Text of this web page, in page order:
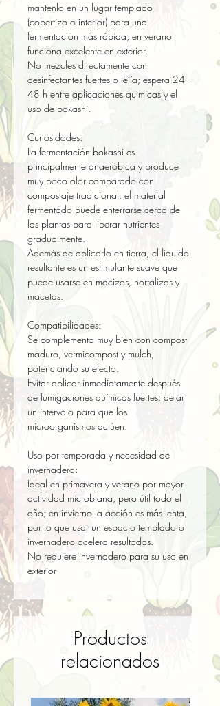
mantenlo en un lugar templado
(cobertizo o interior) para una
fermentación más rápida; en verano
funciona excelente en exterior.
No mezcles directamente con
desinfectantes fuertes o lejía; espera 24–
48 h entre aplicaciones químicas y el
uso de bokashi.
Curiosidades:
La fermentación bokashi es
principalmente anaeróbica y produce
muy poco olor comparado con
compostaje tradicional; el material
fermentado puede enterrarse cerca de
las plantas para liberar nutrientes
gradualmente.
Además de aplicarlo en tierra, el líquido
resultante es un estimulante suave que
puede usarse en macizos, hortalizas y
macetas.
Compatibilidades:
Se complementa muy bien con compost
maduro, vermicompost y mulch,
potenciando su efecto.
Evitar aplicar inmediatamente después
de fumigaciones químicas fuertes; dejar
un intervalo para que los
microorganismos actúen.
Uso por temporada y necesidad de
invernadero:
Ideal en primavera y verano por mayor
actividad microbiana, pero útil todo el
año; en invierno la acción es más lenta,
por lo que usar un espacio templado o
invernadero acelera resultados.
No requiere invernadero para su uso en
exterior
Productos
relacionados